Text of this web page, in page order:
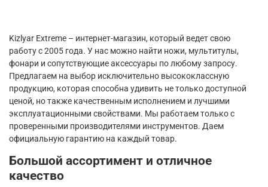
Kizlyar Extreme – интернет-магазин, который ведет свою
работу с 2005 года. У нас можно найти ножи, мультитулы,
фонари и сопутствующие аксессуары по любому запросу.
Предлагаем на выбор исключительно высококлассную
продукцию, которая способна удивить не только доступной
ценой, но также качественным исполнением и лучшими
эксплуатационными свойствами. Мы работаем только с
проверенными производителями инструментов. Даем
официальную гарантию на каждый товар.
Большой ассортимент и отличное
качество